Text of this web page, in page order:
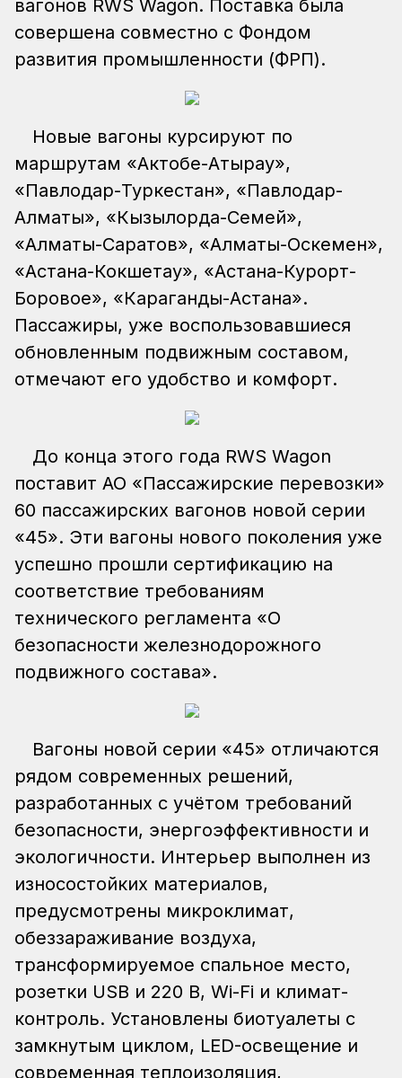
вагонов RWS Wagon. Поставка была
совершена совместно с Фондом
развития промышленности (ФРП).
Новые вагоны курсируют по
маршрутам «Актобе-Атырау»,
«Павлодар-Туркестан», «Павлодар-
Алматы», «Кызылорда-Семей»,
«Алматы-Саратов», «Алматы-Оскемен»,
«Астана-Кокшетау», «Астана-Курорт-
Боровое», «Караганды-Астана».
Пассажиры, уже воспользовавшиеся
обновленным подвижным составом,
отмечают его удобство и комфорт.
До конца этого года RWS Wagon
поставит АО «Пассажирские перевозки»
60 пассажирских вагонов новой серии
«45». Эти вагоны нового поколения уже
успешно прошли сертификацию на
соответствие требованиям
технического регламента «О
безопасности железнодорожного
подвижного состава».
Вагоны новой серии «45» отличаются
рядом современных решений,
разработанных с учётом требований
безопасности, энергоэффективности и
экологичности. Интерьер выполнен из
износостойких материалов,
предусмотрены микроклимат,
обеззараживание воздуха,
трансформируемое спальное место,
розетки USB и 220 В, Wi-Fi и климат-
контроль. Установлены биотуалеты с
замкнутым циклом, LED-освещение и
современная теплоизоляция,